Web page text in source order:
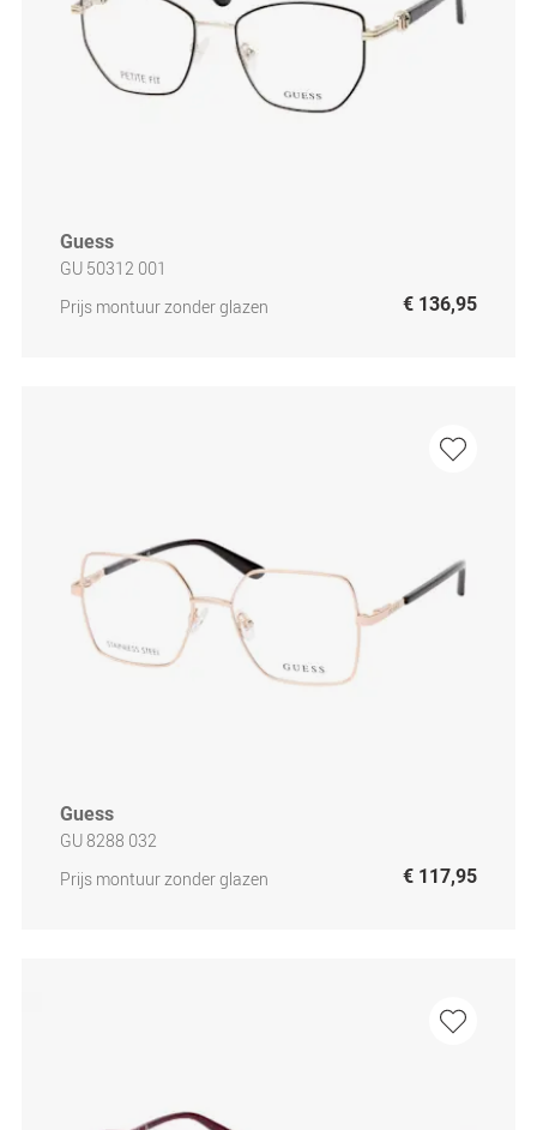
Guess
GU 50312 001
Prijs montuur zonder glazen
€ 136,95
Guess
GU 8288 032
Prijs montuur zonder glazen
€ 117,95